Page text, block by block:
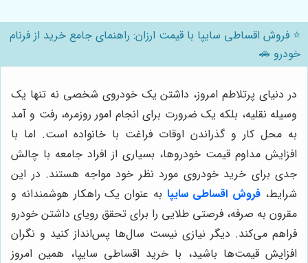
⭐️ فروش اقساطی سایپا با قیمت ارزان: راهنمای جامع خرید از فرنام
خودرو 🚗
در دنیای پرتلاطم امروز، داشتن یک خودروی شخصی نه تنها یک
وسیله نقلیه، بلکه یک ضرورت برای انجام امور روزمره، رفت و آمد
به محل کار و گذراندن اوقات فراغت با خانواده است. اما با
افزایش مداوم قیمت خودروها، بسیاری از افراد جامعه با چالش
جدی برای خرید خودروی مورد نظر خود مواجه هستند. در این
شرایط، فروش اقساطی سایپا به عنوان یک راهکار هوشمندانه و
مقرون به صرفه، فرصتی طلایی را برای تحقق رویای داشتن خودرو
فراهم می‌کند. دیگر نیازی نیست سال‌ها پس‌انداز کنید و نگران
افزایش قیمت‌ها باشید، با خرید اقساطی سایپا، همین امروز